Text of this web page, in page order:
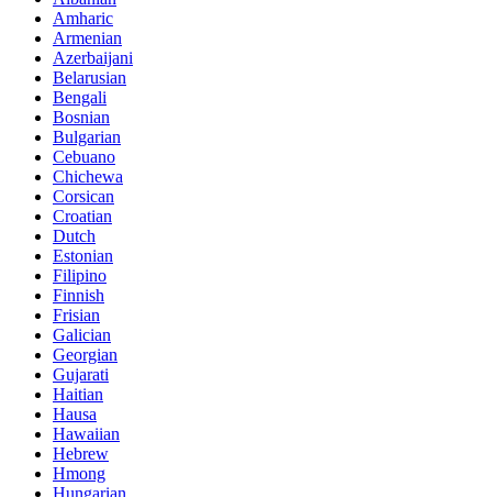
Amharic
Armenian
Azerbaijani
Belarusian
Bengali
Bosnian
Bulgarian
Cebuano
Chichewa
Corsican
Croatian
Dutch
Estonian
Filipino
Finnish
Frisian
Galician
Georgian
Gujarati
Haitian
Hausa
Hawaiian
Hebrew
Hmong